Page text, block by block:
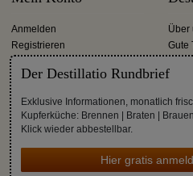
Anmelden
Registrieren
Über
Gute
Der Destillatio Rundbrief
Exklusive Informationen, monatlich
Kupferküche: Brennen | Braten |
Klick wieder abbestellbar.
Hier gratis